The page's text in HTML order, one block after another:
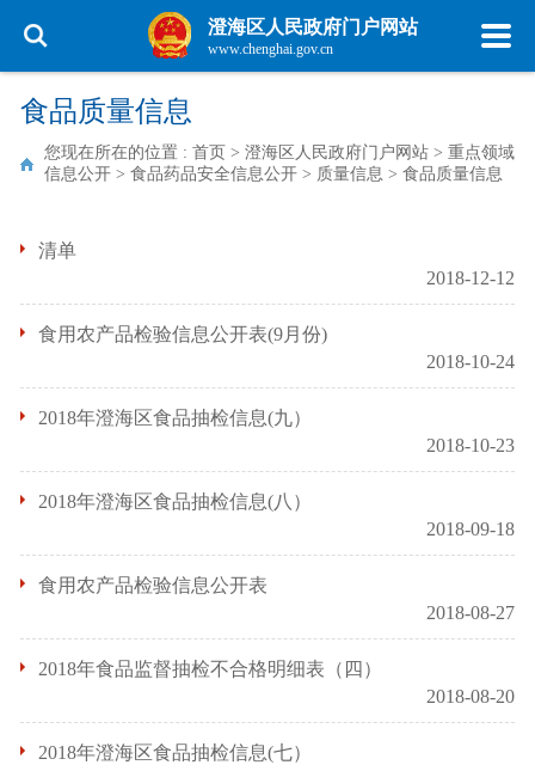
澄海区人民政府门户网站
www.chenghai.gov.cn
食品质量信息
您现在所在的位置 : 首页 > 澄海区人民政府门户网站 > 重点领域
信息公开 > 食品药品安全信息公开 > 质量信息 > 食品质量信息
清单
2018-12-12
食用农产品检验信息公开表(9月份)
2018-10-24
2018年澄海区食品抽检信息(九）
2018-10-23
2018年澄海区食品抽检信息(八）
2018-09-18
食用农产品检验信息公开表
2018-08-27
2018年食品监督抽检不合格明细表（四）
2018-08-20
2018年澄海区食品抽检信息(七）